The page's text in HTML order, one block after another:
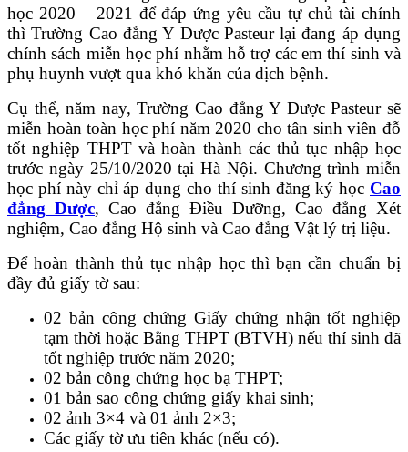
học 2020 – 2021 để đáp ứng yêu cầu tự chủ tài chính
thì Trường Cao đẳng Y Dược Pasteur lại đang áp dụng
chính sách miễn học phí nhằm hỗ trợ các em thí sinh và
phụ huynh vượt qua khó khăn của dịch bệnh.
Cụ thể, năm nay, Trường Cao đẳng Y Dược Pasteur sẽ
miễn hoàn toàn học phí năm 2020 cho tân sinh viên đỗ
tốt nghiệp THPT và hoàn thành các thủ tục nhập học
trước ngày 25/10/2020 tại Hà Nội. Chương trình miễn
học phí này chỉ áp dụng cho thí sinh đăng ký học Cao
đẳng Dược, Cao đẳng Điều Dưỡng, Cao đẳng Xét
nghiệm, Cao đẳng Hộ sinh và Cao đẳng Vật lý trị liệu.
Để hoàn thành thủ tục nhập học thì bạn cần chuẩn bị
đầy đủ giấy tờ sau:
02 bản công chứng Giấy chứng nhận tốt nghiệp
tạm thời hoặc Bằng THPT (BTVH) nếu thí sinh đã
tốt nghiệp trước năm 2020;
02 bản công chứng học bạ THPT;
01 bản sao công chứng giấy khai sinh;
02 ảnh 3×4 và 01 ảnh 2×3;
Các giấy tờ ưu tiên khác (nếu có).